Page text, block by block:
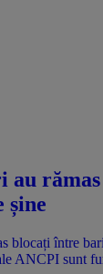
șine
ANCPI sunt